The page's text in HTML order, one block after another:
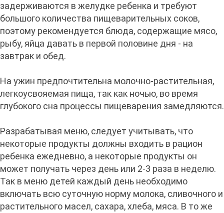
задерживаются в желудке ребенка и требуют
большого количества пищеварительных соков,
поэтому рекомендуется блюда, содержащие мясо,
рыбу, яйца давать в первой половине дня - на
завтрак и обед.
На ужин предпочтительна молочно-растительная,
легкоусвояемая пища, так как ночью, во время
глубокого сна процессы пищеварения замедляются.
Разрабатывая меню, следует учитывать, что
некоторые продукты должны входить в рацион
ребенка ежедневно, а некоторые продукты он
может получать через день или 2-3 раза в неделю.
Так в меню детей каждый день необходимо
включать всю суточную норму молока, сливочного и
растительного масел, сахара, хлеба, мяса. В то же